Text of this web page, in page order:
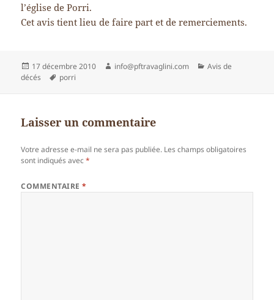
l’église de Porri.
Cet avis tient lieu de faire part et de remerciements.
Publié
le
17 décembre 2010 Auteur
info@pftravaglini.com Catégories
Avis de
décés
Mots-
porri
Laisser un commentaire
Votre adresse e-mail ne sera pas publiée. Les champs obligatoires
sont indiqués avec*
COMMENTAIRE*